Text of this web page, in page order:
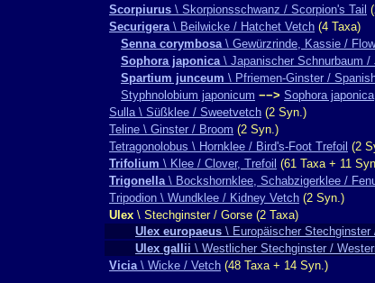
Scorpiurus \ Skorpionsschwanz / Scorpion's Tail
Securigera\ Beilwicke / Hatchet Vetch (4 Taxa)
Senna corymbosa\ Gewürzrinde, Kassie /
Sophora japonica\ Japanischer Schnurbaum /
Spartium junceum \ Pfriemen-Ginster /
Styphnolobium japonicum −−> Sophora japonica
Sulla \ Süßklee / Sweetvetch (2 Syn.)
Teline \ Ginster / Broom (2 Syn.)
Tetragonolobus \ Hornklee / Bird's-Foot Trefoil (2
Trifolium \ Klee / Clover, Trefoil (61 Taxa + 11
Trigonella\ Bockshornklee, Schabzigerklee /
Tripodion \ Wundklee / Kidney Vetch (2 Syn.)
Ulex \ Stechginster / Gorse (2 Taxa)
Ulex europaeus \ Europäischer Stechginster
Ulex gallii \ Westlicher Stechginster /
Vicia\ Wicke / Vetch (48 Taxa + 14 Syn.)